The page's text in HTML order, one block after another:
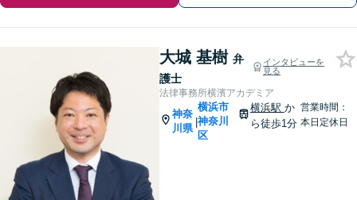
大城 基樹 弁
護士
インタビューを
見る
法律事務所横濱アカデミア
神奈
川県
|
横浜市
神奈川
区
横浜駅 か
ら徒歩1分
営業時間：
本日定休日